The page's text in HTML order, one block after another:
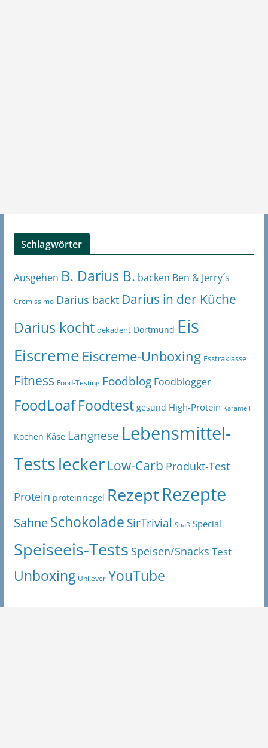
Schlagwörter
Ausgehen B. Darius B. backen Ben & Jerry´s
Cremissimo Darius backt Darius in der Küche
Darius kocht dekadent Dortmund Eis
Eiscreme Eiscreme-Unboxing Esstraklasse
Fitness Food-Testing Foodblog Foodblogger
FoodLoaf Foodtest gesund High-Protein Karamell
Kochen Käse Langnese Lebensmittel-
Testslecker Low-Carb Produkt-Test
Protein proteinriegel RezeptRezepte
SahneSchokolade SirTrivial Spaß Special
Speiseeis-Tests Speisen/Snacks Test
Unboxing Unilever YouTube